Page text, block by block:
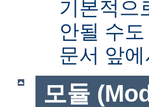
기본적으
안될 수
문서 앞
모듈